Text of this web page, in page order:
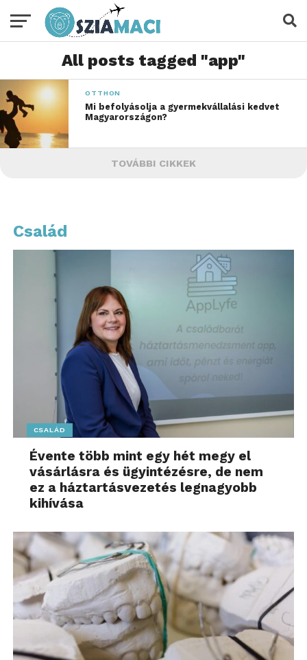
All posts tagged "app"
OTTHON
Mi befolyásolja a gyermekvállalási kedvet
Magyarországon?
TOVÁBBI CIKKEK
Család
CSALÁD
Évente több mint egy hét megy el
vásárlásra és ügyintézésre, de nem
ez a háztartásvezetés legnagyobb
kihívása